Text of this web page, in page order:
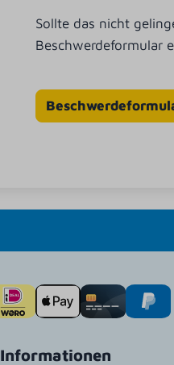
Sollte das nicht
Beschwerdeformular
Informationen